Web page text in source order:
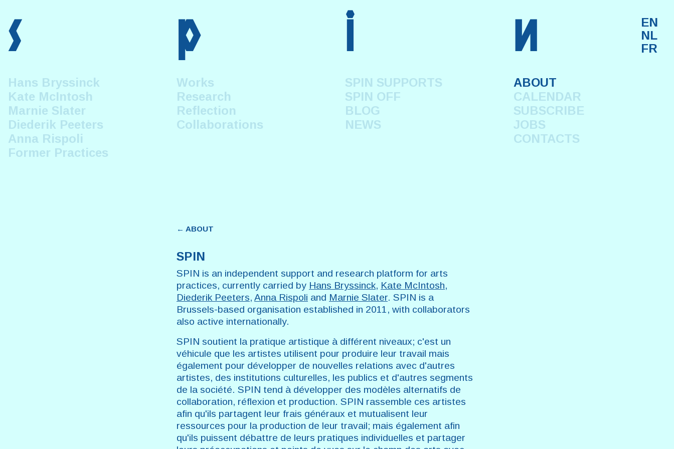
s p i n
Hans Bryssinck
Kate McIntosh
Marnie Slater
Diederik Peeters
Anna Rispoli
Former Practices
Works
Research
Reflection
Collaborations
SPIN SUPPORTS
SPIN OFF
BLOG
NEWS
ABOUT
CALENDAR
SUBSCRIBE
JOBS
CONTACTS
EN
NL
FR
← ABOUT
SPIN
SPIN is an independent support and research platform for arts
practices, currently carried by Hans Bryssinck, Kate McIntosh,
Diederik Peeters, Anna Rispoli and Marnie Slater. SPIN is a
Brussels-based organisation established in 2011, with collaborators
also active internationally.
SPIN soutient la pratique artistique à différent niveaux; c'est un
véhicule que les artistes utilisent pour produire leur travail mais
également pour développer de nouvelles relations avec d'autres
artistes, des institutions culturelles, les publics et d'autres segments
de la société. SPIN tend à développer des modèles alternatifs de
collaboration, réflexion et production. SPIN rassemble ces artistes
afin qu'ils partagent leur frais généraux et mutualisent leur
ressources pour la production de leur travail; mais également afin
qu'ils puissent débattre de leurs pratiques individuelles et partager